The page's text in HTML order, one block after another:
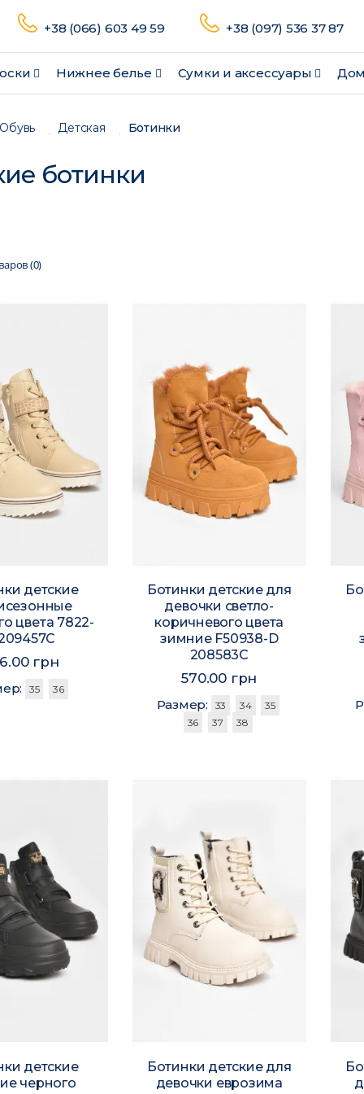
Нижнее белье Сумки и аксессуары
+38 (066) 603 49 59 +38 (097) 536 37 87
Обувь Детская Ботинки
ботинки
(0)
детские
цвета 7822-
грн
35 36
Ботинки детские для
девочки светло-
коричневого цвета
зимние F50938-D
208583C
570.00 грн
Размер: 33 34
35
36
37 38
детские
черного
Ботинки детские для
девочки еврозима